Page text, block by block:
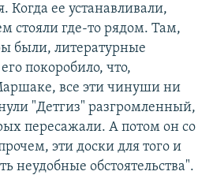
Когда ее устанавливали,
стояли где-то рядом. Там,
были, литературные
покоробило, что,
все эти чинуши ни
"Детгиз" разгромленный,
пересажали. А потом он со
эти доски для того и
неудобные обстоятельства".